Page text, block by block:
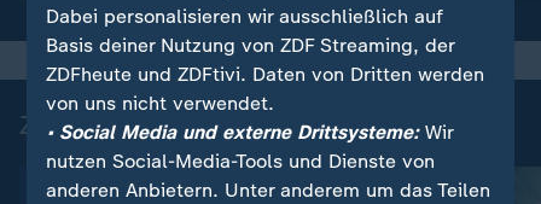
Zuletzt auf ZDFheute veröffentlicht
Dabei personalisieren wir ausschließlich auf
Basis deiner Nutzung von ZDF Streaming, der
ZDFheute und ZDFtivi. Daten von Dritten werden
von uns nicht verwendet.
• Social Media und externe Drittsysteme:Wir
nutzen Social-Media-Tools und Dienste von
anderen Anbietern. Unter anderem um das Teilen